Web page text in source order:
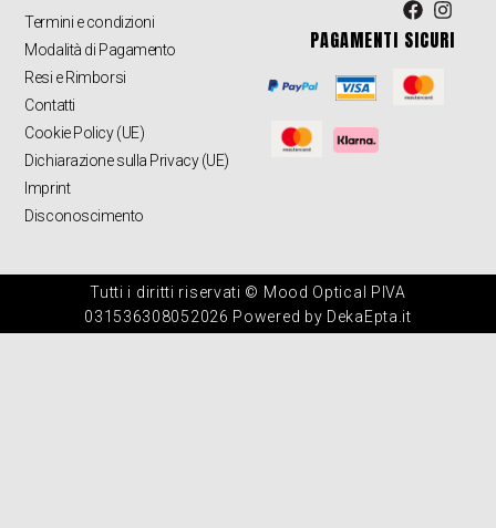
Termini e condizioni
Modalità di Pagamento
Resi e Rimborsi
Contatti
Cookie Policy (UE)
Dichiarazione sulla Privacy (UE)
Imprint
Disconoscimento
PAGAMENTI SICURI
Tutti i diritti riservati © Mood Optical PIVA
031536308052026 Powered by DekaEpta.it